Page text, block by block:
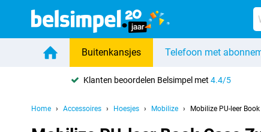
Buitenkansjes Telefoon met
Klanten beoordelen Belsimpel met4.4/5
Home Accessoires Hoesjes Mobilize Mobilize PU-leer